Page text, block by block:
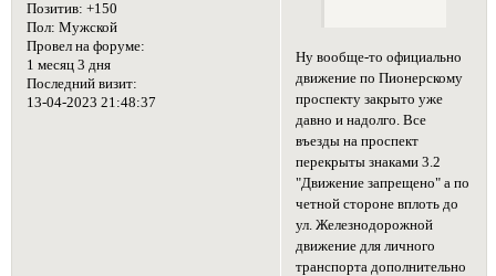
Позитив: +150
Пол: Мужской
Провел на форуме:
1 месяц 3 дня
Последний визит:
13-04-2023 21:48:37
Ну вообще-то официально
движение по Пионерскому
проспекту закрыто уже
давно и надолго. Все
въезды на проспект
перекрыты знаками 3.2
"Движение запрещено" а по
четной стороне вплоть до
ул. Железнодорожной
движение для личного
транспорта дополнительно